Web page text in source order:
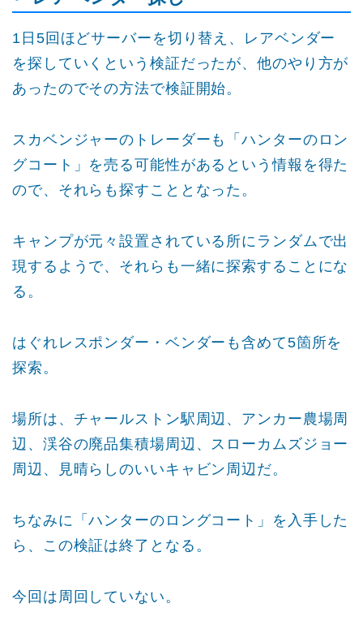
1日5回ほどサーバーを切り替え、レアベンダー
を探していくという検証だったが、他のやり方が
あったのでその方法で検証開始。
スカベンジャーのトレーダーも「ハンターのロン
グコート」を売る可能性があるという情報を得た
ので、それらも探すこととなった。
キャンプが元々設置されている所にランダムで出
現するようで、それらも一緒に探索することにな
る。
はぐれレスポンダー・ベンダーも含めて5箇所を
探索。
場所は、チャールストン駅周辺、アンカー農場周
辺、渓谷の廃品集積場周辺、スローカムズジョー
周辺、見晴らしのいいキャビン周辺だ。
ちなみに「ハンターのロングコート」を入手した
ら、この検証は終了となる。
今回は周回していない。